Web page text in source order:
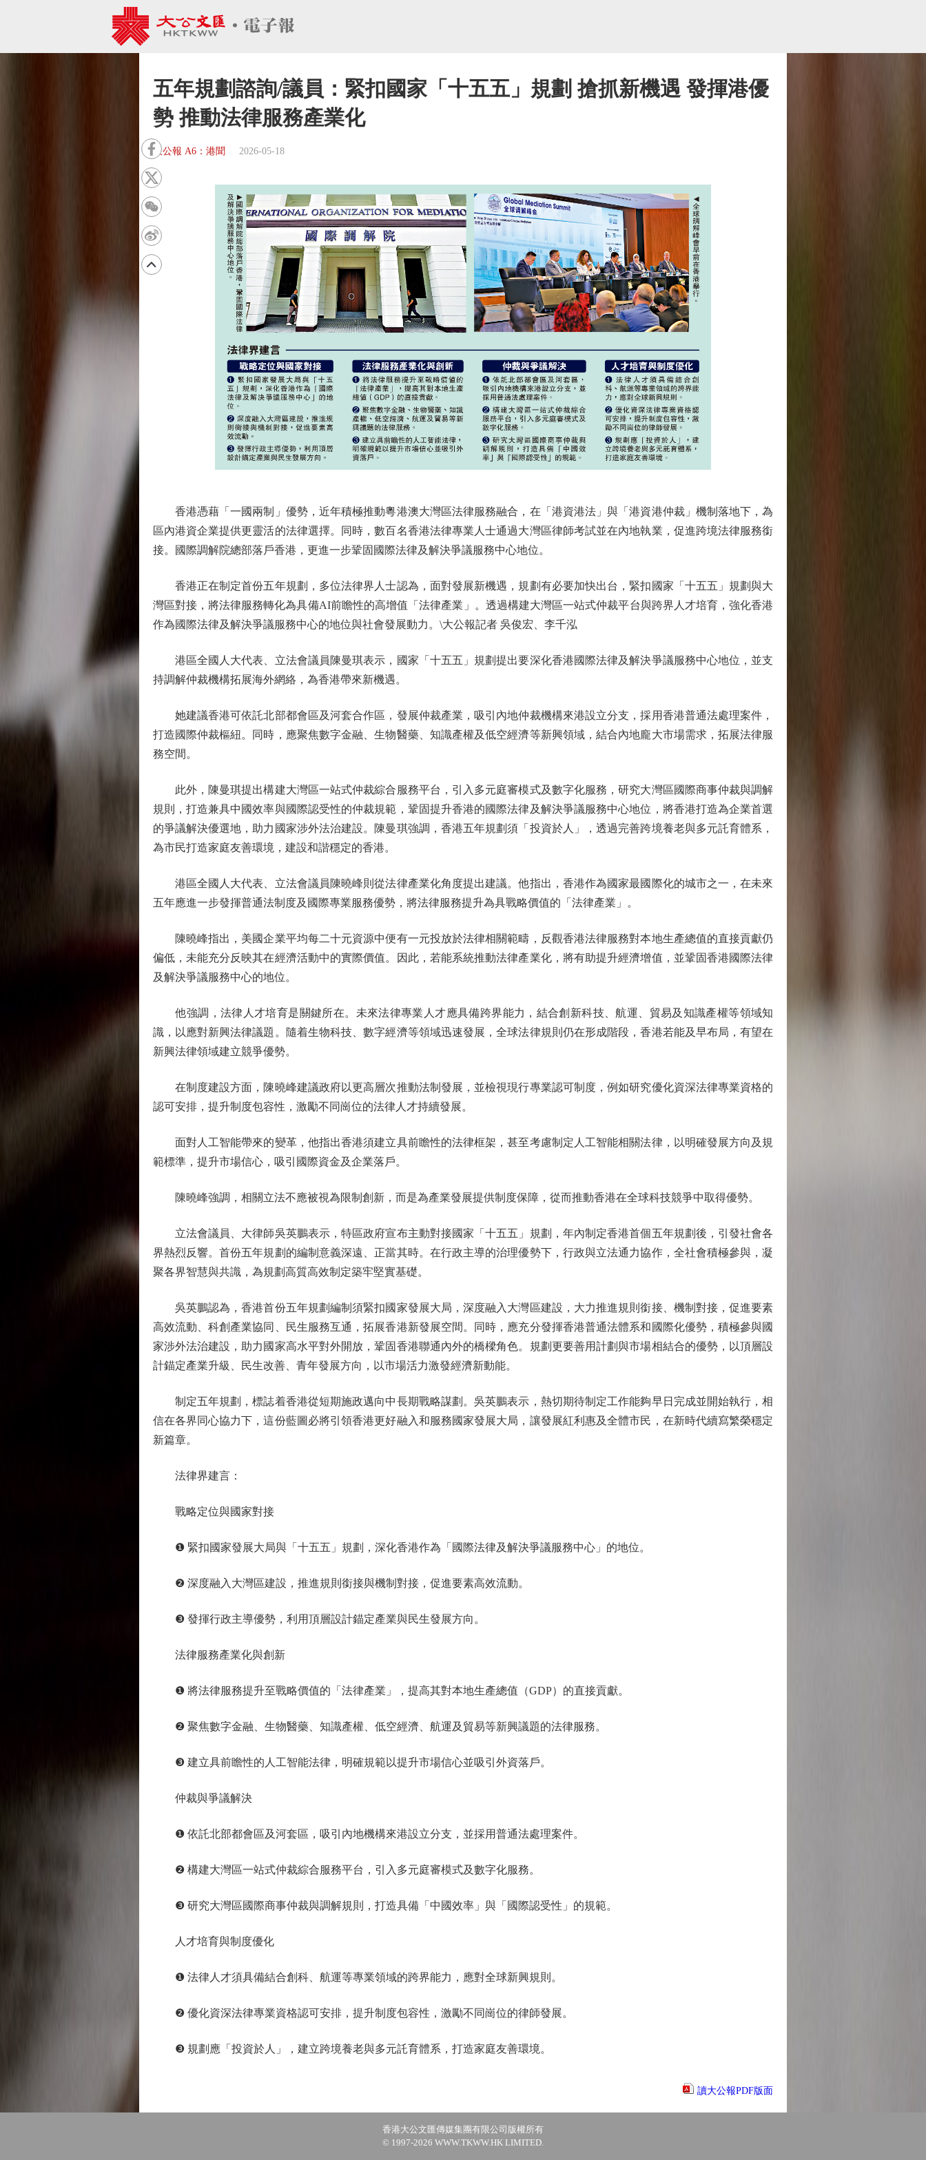
五年規劃諮詢/議員：緊扣國家「十五五」規劃 搶抓新機遇 發揮港優
勢 推動法律服務產業化
大公報 A6：港聞 2026-05-18
香港憑藉「一國兩制」優勢，近年積極推動粵港澳大灣區法律服務融合，在「港資港法」與「港資港仲裁」機制落地下，為
區內港資企業提供更靈活的法律選擇。同時，數百名香港法律專業人士通過大灣區律師考試並在內地執業，促進跨境法律服務銜
接。國際調解院總部落戶香港，更進一步鞏固國際法律及解決爭議服務中心地位。
香港正在制定首份五年規劃，多位法律界人士認為，面對發展新機遇，規劃有必要加快出台，緊扣國家「十五五」規劃與大
灣區對接，將法律服務轉化為具備AI前瞻性的高增值「法律產業」。透過構建大灣區一站式仲裁平台與跨界人才培育，強化香港
作為國際法律及解決爭議服務中心的地位與社會發展動力。\大公報記者 吳俊宏、李千泓
港區全國人大代表、立法會議員陳曼琪表示，國家「十五五」規劃提出要深化香港國際法律及解決爭議服務中心地位，並支
持調解仲裁機構拓展海外網絡，為香港帶來新機遇。
她建議香港可依託北部都會區及河套合作區，發展仲裁產業，吸引內地仲裁機構來港設立分支，採用香港普通法處理案件，
打造國際仲裁樞紐。同時，應聚焦數字金融、生物醫藥、知識產權及低空經濟等新興領域，結合內地龐大市場需求，拓展法律服
務空間。
此外，陳曼琪提出構建大灣區一站式仲裁綜合服務平台，引入多元庭審模式及數字化服務，研究大灣區國際商事仲裁與調解
規則，打造兼具中國效率與國際認受性的仲裁規範，鞏固提升香港的國際法律及解決爭議服務中心地位，將香港打造為企業首選
的爭議解決優選地，助力國家涉外法治建設。陳曼琪強調，香港五年規劃須「投資於人」，透過完善跨境養老與多元託育體系，
為市民打造家庭友善環境，建設和諧穩定的香港。
港區全國人大代表、立法會議員陳曉峰則從法律產業化角度提出建議。他指出，香港作為國家最國際化的城市之一，在未來
五年應進一步發揮普通法制度及國際專業服務優勢，將法律服務提升為具戰略價值的「法律產業」。
陳曉峰指出，美國企業平均每二十元資源中便有一元投放於法律相關範疇，反觀香港法律服務對本地生產總值的直接貢獻仍
偏低，未能充分反映其在經濟活動中的實際價值。因此，若能系統推動法律產業化，將有助提升經濟增值，並鞏固香港國際法律
及解決爭議服務中心的地位。
他強調，法律人才培育是關鍵所在。未來法律專業人才應具備跨界能力，結合創新科技、航運、貿易及知識產權等領域知
識，以應對新興法律議題。隨着生物科技、數字經濟等領域迅速發展，全球法律規則仍在形成階段，香港若能及早布局，有望在
新興法律領域建立競爭優勢。
在制度建設方面，陳曉峰建議政府以更高層次推動法制發展，並檢視現行專業認可制度，例如研究優化資深法律專業資格的
認可安排，提升制度包容性，激勵不同崗位的法律人才持續發展。
面對人工智能帶來的變革，他指出香港須建立具前瞻性的法律框架，甚至考慮制定人工智能相關法律，以明確發展方向及規
範標準，提升市場信心，吸引國際資金及企業落戶。
陳曉峰強調，相關立法不應被視為限制創新，而是為產業發展提供制度保障，從而推動香港在全球科技競爭中取得優勢。
立法會議員、大律師吳英鵬表示，特區政府宣布主動對接國家「十五五」規劃，年內制定香港首個五年規劃後，引發社會各
界熱烈反響。首份五年規劃的編制意義深遠、正當其時。在行政主導的治理優勢下，行政與立法通力協作，全社會積極參與，凝
聚各界智慧與共識，為規劃高質高效制定築牢堅實基礎。
吳英鵬認為，香港首份五年規劃編制須緊扣國家發展大局，深度融入大灣區建設，大力推進規則銜接、機制對接，促進要素
高效流動、科創產業協同、民生服務互通，拓展香港新發展空間。同時，應充分發揮香港普通法體系和國際化優勢，積極參與國
家涉外法治建設，助力國家高水平對外開放，鞏固香港聯通內外的橋樑角色。規劃更要善用計劃與市場相結合的優勢，以頂層設
計錨定產業升級、民生改善、青年發展方向，以市場活力激發經濟新動能。
制定五年規劃，標誌着香港從短期施政邁向中長期戰略謀劃。吳英鵬表示，熱切期待制定工作能夠早日完成並開始執行，相
信在各界同心協力下，這份藍圖必將引領香港更好融入和服務國家發展大局，讓發展紅利惠及全體市民，在新時代續寫繁榮穩定
新篇章。
法律界建言：
戰略定位與國家對接
❶ 緊扣國家發展大局與「十五五」規劃，深化香港作為「國際法律及解決爭議服務中心」的地位。
❷ 深度融入大灣區建設，推進規則銜接與機制對接，促進要素高效流動。
❸ 發揮行政主導優勢，利用頂層設計錨定產業與民生發展方向。
法律服務產業化與創新
❶ 將法律服務提升至戰略價值的「法律產業」，提高其對本地生產總值（GDP）的直接貢獻。
❷ 聚焦數字金融、生物醫藥、知識產權、低空經濟、航運及貿易等新興議題的法律服務。
❸ 建立具前瞻性的人工智能法律，明確規範以提升市場信心並吸引外資落戶。
仲裁與爭議解決
❶ 依託北部都會區及河套區，吸引內地機構來港設立分支，並採用普通法處理案件。
❷ 構建大灣區一站式仲裁綜合服務平台，引入多元庭審模式及數字化服務。
❸ 研究大灣區國際商事仲裁與調解規則，打造具備「中國效率」與「國際認受性」的規範。
人才培育與制度優化
❶ 法律人才須具備結合創科、航運等專業領域的跨界能力，應對全球新興規則。
❷ 優化資深法律專業資格認可安排，提升制度包容性，激勵不同崗位的律師發展。
❸ 規劃應「投資於人」，建立跨境養老與多元託育體系，打造家庭友善環境。
讀大公報PDF版面
香港大公文匯傳媒集團有限公司版權所有
© 1997-2026 WWW.TKWW.HK LIMITED.